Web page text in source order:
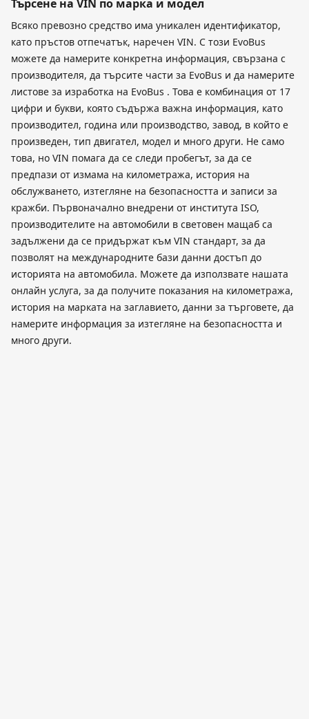
Търсене на VIN по марка и модел
Всяко превозно средство има уникален идентификатор,
като пръстов отпечатък, наречен VIN. С този EvoBus
можете да намерите конкретна информация, свързана с
производителя, да търсите части за EvoBus и да намерите
листове за изработка на EvoBus . Това е комбинация от 17
цифри и букви, която съдържа важна информация, като
производител, година или производство, завод, в който е
произведен, тип двигател, модел и много други. Не само
това, но VIN помага да се следи пробегът, за да се
предпази от измама на километража, история на
обслужването, изтегляне на безопасността и записи за
кражби. Първоначално внедрени от института ISO,
производителите на автомобили в световен мащаб са
задължени да се придържат към VIN стандарт, за да
позволят на международните бази данни достъп до
историята на автомобила. Можете да използвате нашата
онлайн услуга, за да получите показания на километража,
история на марката на заглавието, данни за търговете, да
намерите информация за изтегляне на безопасността и
много други.